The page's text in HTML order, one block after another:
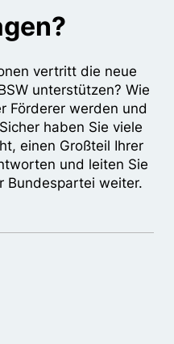
vertritt die neue
unterstützen? Wie
Förderer werden und
haben Sie viele
einen Großteil Ihrer
und leiten Sie
Bundespartei weiter.